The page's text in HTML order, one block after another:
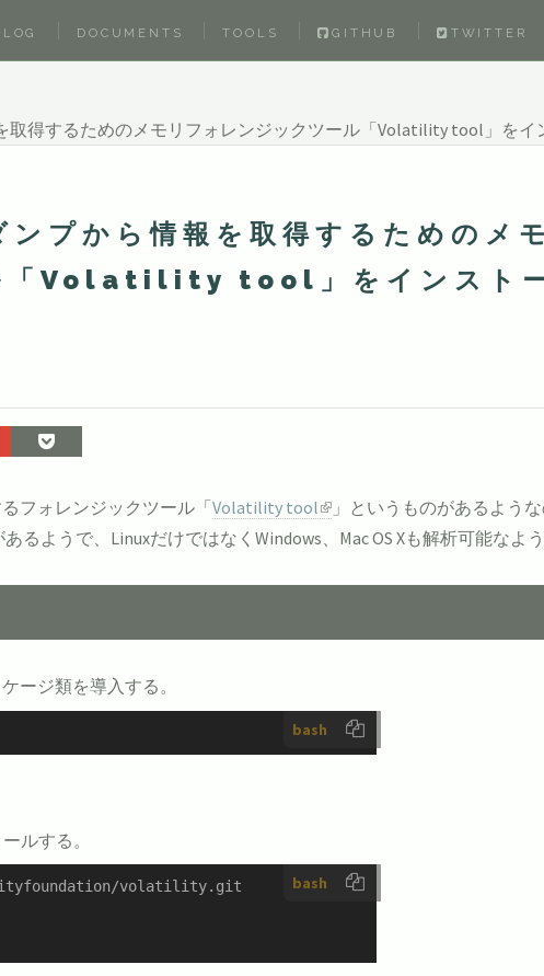
DOCUMENTS TOOLS GITHUB TWITTER
取得するためのメモリフォレンジックツール「Volatility tool」をイ
プから情報を取得するためのメ
「Volatility tool」をインスト
フォレンジックツール「Volatility tool
」というものがあるよう
るようで、LinuxだけではなくWindows、Mac OS Xも解析可能なよう
ージ類を導入する。
bash
ルする。
bash